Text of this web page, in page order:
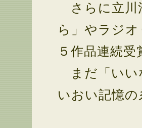
さらに立川
ら」やラジ
５作品連続
まだ「いい
いおい記憶